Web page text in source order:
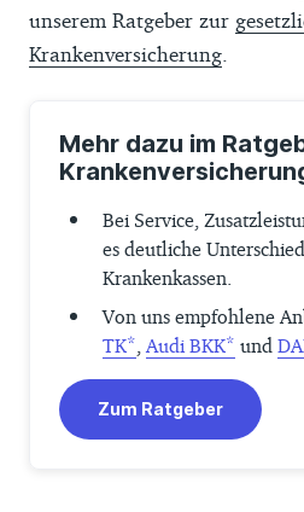
unserem Ratgeber zur
Krankenversicherung
Mehr dazu im
Bei Service,
es deutliche
Krankenkassen.
Von uns empfohlene
TK , Audi BKK und
Zum Ratgeber